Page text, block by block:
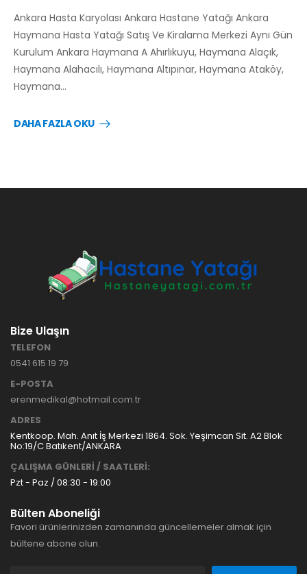
Ankara Hasta Karyolası Ankara Hastane Yatağı Ankara
Haymana Hasta Yatağı Satış Ve Kiralama Merkezi Aynı Gün
Kurulum Ankara Haymana A Ahırlıkuyu, Haymana Alaçık,
Haymana Alahacılı, Haymana Altıpınar, Haymana Ataköy,
Haymana…
DAHA FAZLA OKU
Bize Ulaşın
TELEFON
0541 615 19 79
E-POSTA
erenmedikal@hotmail.com.tr
ADRES
Kentkoop. Mah. Anıt İş Merkezi 1864. Sok. Yeşimcan Sit. A2 Blok
No:19/C Batıkent/ANKARA
ÇALIŞMA GÜNLERİ / SAATLERİ:
Pzt - Paz / 08:30 - 19:00
Bülten Aboneliği
Favori ürünlerinizden zamanında güncellemeler almak için
bültene abone olun.